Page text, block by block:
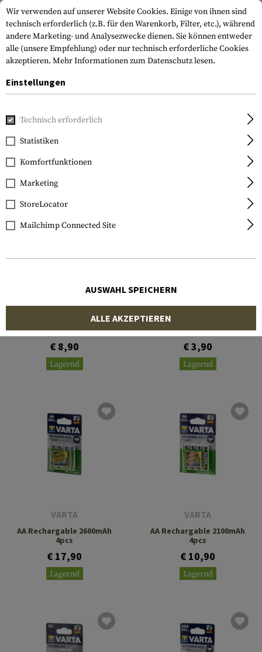
Marken Varta
FILTER
VARTA
AAA Rechargable 800mAh
4pcs
€ 8,90
Lagernd
VARTA
€ 3,90
Lagernd
VARTA
AA Rechargable 2600mAh
4pcs
€ 17,90
Lagernd
VARTA
AA Rechargable 2100mAh
4pcs
€ 10,90
Lagernd
Wir verwenden auf unserer Website Cookies. Einige von ihnen sind
technisch erforderlich (z.B. für den Warenkorb, Filter, etc.), während
andere Marketing- und Analysezwecke dienen. Sie können entweder
alle (unsere Empfehlung) oder nur technisch erforderliche Cookies
akzeptieren. Mehr Informationen zum Datenschutz lesen.
Einstellungen
Technisch erforderlich
Statistiken
Komfortfunktionen
Marketing
StoreLocator
Mailchimp Connected Site
AUSWAHL SPEICHERN
ALLE AKZEPTIEREN